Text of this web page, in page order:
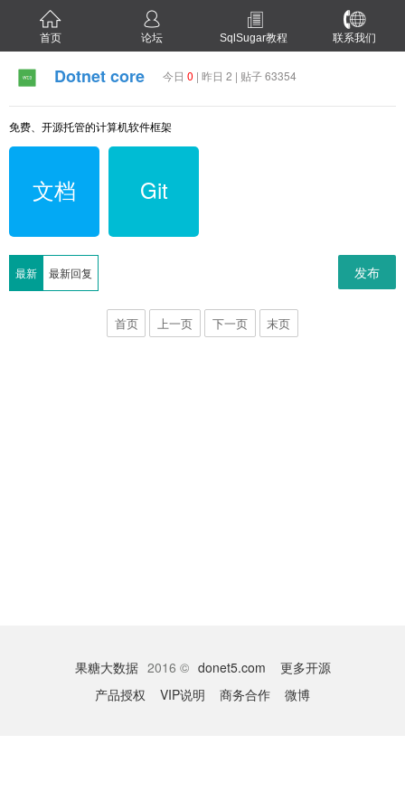
首页 论坛 SqlSugar教程 联系我们
Dotnet core 今日 0 | 昨日 2 | 贴子 63354
免费、开源托管的计算机软件框架
文档 Git
最新 最新回复 发布
首页 上一页 下一页 末页
果糖大数据 2016 © donet5.com
更多开源
产品授权
VIP说明 商务合作 微博